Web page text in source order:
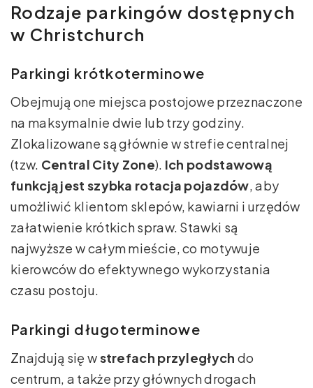
Rodzaje parkingów dostępnych
w Christchurch
Parkingi krótkoterminowe
Obejmują one miejsca postojowe przeznaczone
na maksymalnie dwie lub trzy godziny.
Zlokalizowane są głównie w strefie centralnej
(tzw. Central City Zone). Ich podstawową
funkcją jest szybka rotacja pojazdów, aby
umożliwić klientom sklepów, kawiarni i urzędów
załatwienie krótkich spraw. Stawki są
najwyższe w całym mieście, co motywuje
kierowców do efektywnego wykorzystania
czasu postoju.
Parkingi długoterminowe
Znajdują się wstrefach przyległych do
centrum, a także przy głównych drogach